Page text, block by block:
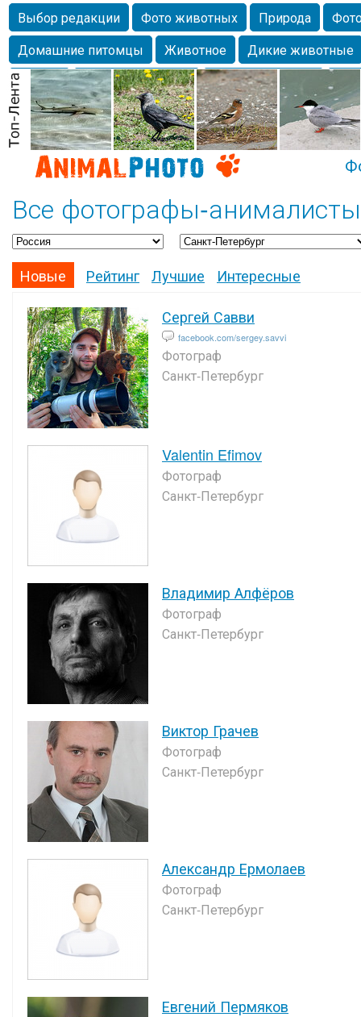
Выбор редакции Фото животных Природа
Домашние питомцы
Животное
Дикие животные
Собаки
Alexanderandronik Млекопитающие
Морда
Собачка Осень Портрет
Домашние
Насекомое
Коты Lebert Дикие птицы Утка
Все фотографы-
Новые Рейтинг Лучшие
Интересные
Сергей Савви
facebook.com/sergey.savvi
Фотограф
Санкт-Петербург
Valentin Efimov
Фотограф
Санкт-Петербург
Владимир Алфёров
Фотограф
Санкт-Петербург
Виктор Грачев
Фотограф
Санкт-Петербург
Александр Ермолаев
Фотограф
Санкт-Петербург
Евгений Пермяков